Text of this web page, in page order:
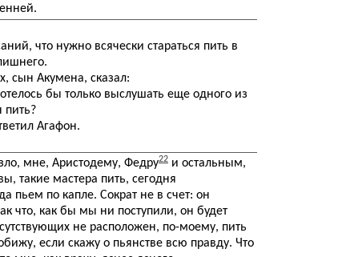
что нужно всячески стараться пить в
сын Акумена, сказал:
бы только выслушать еще одного из
пить?
Агафон.
мне, Аристодему, Федру22 и остальным,
такие мастера пить, сегодня
пьем по капле. Сократ не в счет: он
что, как бы мы ни поступили, он будет
не расположен, по-моему, пить
если скажу о пьянстве всю правду. Что